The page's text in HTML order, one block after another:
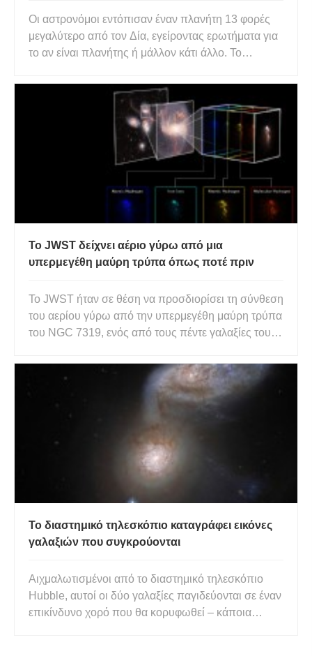
Οι αστρονόμοι εντόπισαν έναν πλανήτη 13 φορές
μεγαλύτερο από τον Δία, εγείροντας ερωτήματα για
το αν είναι πλανήτης ή μάλλον κάτι άλλο. Το
διαστημικό τηλεσκόπιο που εκτοξεύτηκε το 2003.
Αρχικά προοριζόταν να επιβιώσει μόνο για 2,5
χρόνια, το τηλεσκόπι
Το JWST δείχνει αέριο γύρω από μια
υπερμεγέθη μαύρη τρύπα όπως ποτέ πριν
Το JWST ήταν σε θέση να προσδιορίσει τη σύνθεση
του αερίου γύρω από την υπερμεγέθη μαύρη τρύπα
του NGC 7319, ενός από τους πέντε γαλαξίες του
πρώτους επιστημονικούς στόχους του
τηλεσκοπίου, το οποίο παρατήρησε το αέριο σε
αυτόν τον ενεργό πυρήνα γαλαξί
Το διαστημικό τηλεσκόπιο καταγράφει εικόνες
γαλαξιών που συγκρούονται
Αιχμαλωτισμένοι από το διαστημικό τηλεσκόπιο
Hubble, αυτοί οι δύο γαλαξίες παγιδεύονται σε έναν
επικίνδυνο χορό που θα κορυφωθεί – κάποια